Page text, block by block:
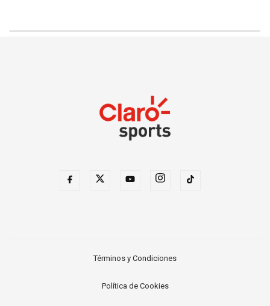
Términos y Condiciones
Política de Cookies